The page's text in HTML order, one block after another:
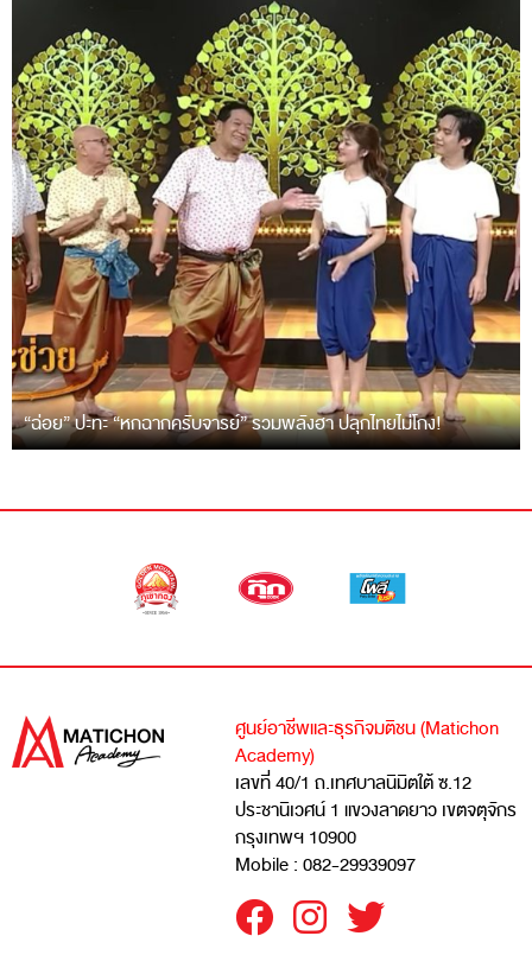
“ฉ่อย” ปะทะ “หกฉากครับจารย์” รวมพลังฮา ปลุกไทยไม่โกง!
ศูนย์อาชีพและธุรกิจมติชน (Matichon
Academy)
เลขที่ 40/1 ถ.เทศบาลนิมิตใต้ ซ.12
ประชานิเวศน์ 1 แขวงลาดยาว เขตจตุจักร
กรุงเทพฯ 10900
Mobile : 082-29939097